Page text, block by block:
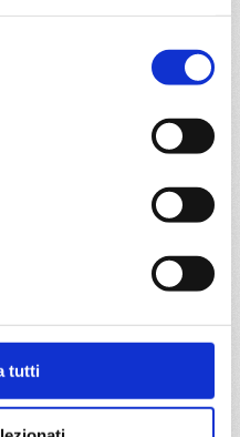
tutti
MSC Fantasia